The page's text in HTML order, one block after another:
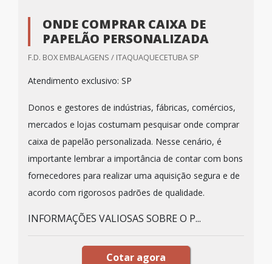
ONDE COMPRAR CAIXA DE
PAPELÃO PERSONALIZADA
F.D. BOX EMBALAGENS / ITAQUAQUECETUBA SP
Atendimento exclusivo: SP
Donos e gestores de indústrias, fábricas, comércios,
mercados e lojas costumam pesquisar onde comprar
caixa de papelão personalizada. Nesse cenário, é
importante lembrar a importância de contar com bons
fornecedores para realizar uma aquisição segura e de
acordo com rigorosos padrões de qualidade.
INFORMAÇÕES VALIOSAS SOBRE O P...
Cotar agora